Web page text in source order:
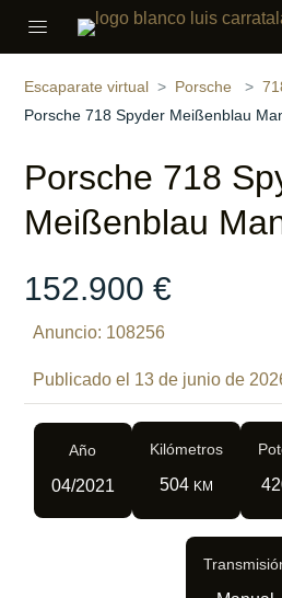
‹ ›
Compartir
Escaparate virtual Porsche
Porsche 718
Meißenblau
152.900 €
Anuncio: 108256
Publicado el 13 de junio de
Año
04/2021
Kilómetros
504 KM